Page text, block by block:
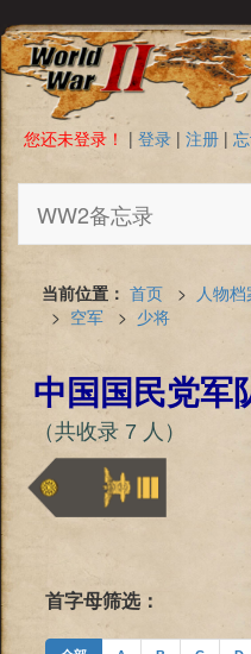
您还未登录！ | 登录 | 注册 |
WW2备忘录
当前位置： 首页 > 人物
> 空军 > 少将
中国国民党军
（共收录 7 人）
首字母筛选：